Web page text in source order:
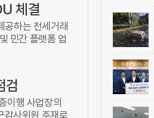
체결
하는 전세거래
민간 플랫폼 업
롯해 국토교통
검
이행 사업장의
감사위원 주재로